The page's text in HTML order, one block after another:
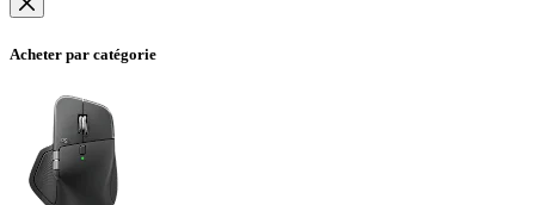
Acheter par catégorie